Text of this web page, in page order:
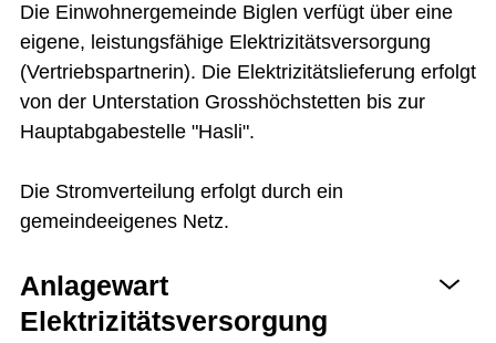
Die Einwohnergemeinde Biglen verfügt über eine
eigene, leistungsfähige Elektrizitätsversorgung
(Vertriebspartnerin). Die Elektrizitätslieferung erfolgt
von der Unterstation Grosshöchstetten bis zur
Hauptabgabestelle "Hasli".
Die Stromverteilung erfolgt durch ein
gemeindeeigenes Netz.
Anlagewart
Elektrizitätsversorgung